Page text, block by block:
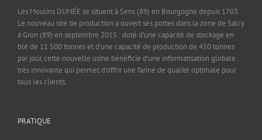
Les Moulins DUMÉE se situent à Sens (89) en Bourgogne depuis 1703.
Le nouveau site de production a ouvert ses portes dans la zone de Salcy
à Gron (89) en septembre 2015 : doté d'une capacité de stockage en
blé de 11 500 tonnes et d'une capacité de production de 450 tonnes
par jour, cette nouvelle usine bénéficie d'une informatisation globale
très innovante qui permet d'offrir une farine de qualité optimale pour
tous les clients.
PRATIQUE